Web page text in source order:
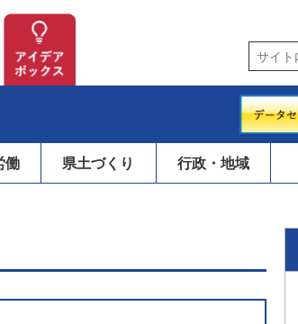
働 県土づくり 行政・地域